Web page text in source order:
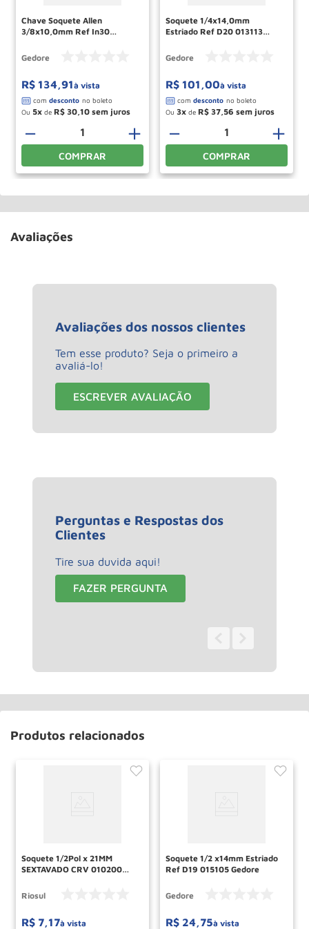
Chave Soquete Allen
3/8x10,0mm Ref In30
Gedore
R$ 134,91à vista
Ou 5 de R$ 30,10
＋
－
COMPRAR
Soquete 1/4x14,0mm
Estriado Ref D20 013113
Gedore
R$ 101 ,00à vista
Ou 3 de R$ 37,56
＋
－
COMPRAR
Avaliações
Avaliações dos nossos clientes
Tem esse produto? Seja o primeiro a
avaliá-lo!
ESCREVER AVALIAÇÃO
Perguntas e Respostas dos
Clientes
Tire sua duvida aqui!
FAZER PERGUNTA
Produtos relacionados
Soquete 1/2Pol x 21MM
SEXTAVADO CRV 010200
Riosul
R$ 7,17à vista
Soquete 1/2 x14mm Estriado
Ref D19 015105 Gedore
Gedore
R$ 24,75à vista